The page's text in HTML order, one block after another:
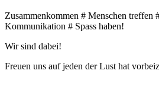
Zusammenkommen # Menschen treffen
Kommunikation # Spass haben!
Wir sind dabei!
Freuen uns auf jeden der Lust hat